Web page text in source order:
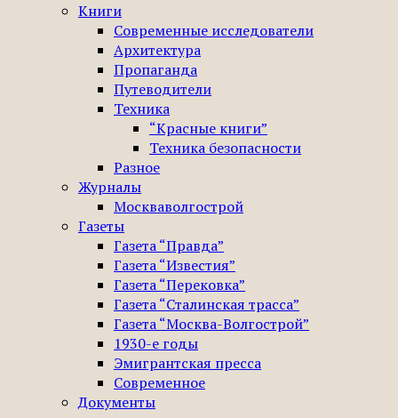
Книги
Современные исследователи
Архитектура
Пропаганда
Путеводители
Техника
“Красные книги”
Техника безопасности
Разное
Журналы
Москваволгострой
Газеты
Газета “Правда”
Газета “Известия”
Газета “Перековка”
Газета “Сталинская трасса”
Газета “Москва-Волгострой”
1930-е годы
Эмигрантская пресса
Современное
Документы